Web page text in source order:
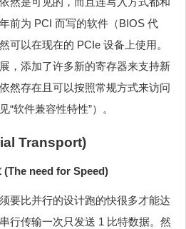
前为 PCI 而写的软件（BIOS 代
可以在现在的 PCIe 设备上使用。
，添加了许多新的寄存器来支持新
然存在且可以按照常规方式来访问
软件兼容性特性”）。
Transport)
(The need for Speed)
要比并行的设计跑的快很多才能达
行传输一次只发送 1 比特数据。然